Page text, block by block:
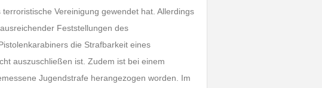
Vereinigung gewendet hat. Allerdings
Feststellungen des
die Strafbarkeit eines
auszuschließen ist. Zudem ist bei einem
Jugendstrafe herangezogen worden. Im